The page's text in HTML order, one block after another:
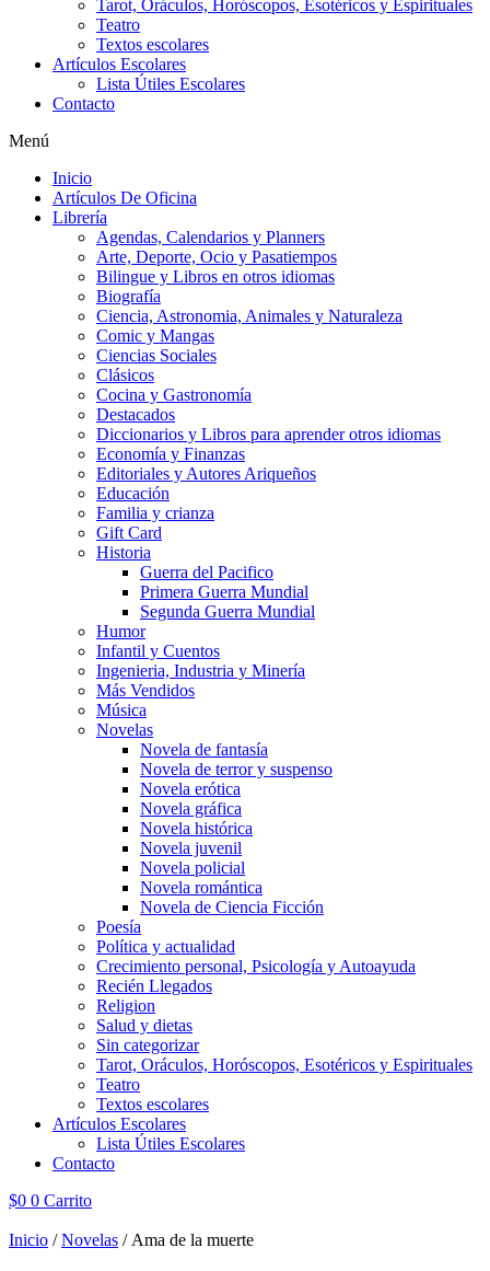
Tarot, Oráculos, Horóscopos, Esotéricos y Espirituales
Teatro
Textos escolares
Artículos Escolares
Lista Útiles Escolares
Contacto
Menú
Inicio
Artículos De Oficina
Librería
Agendas, Calendarios y Planners
Arte, Deporte, Ocio y Pasatiempos
Bilingue y Libros en otros idiomas
Biografía
Ciencia, Astronomia, Animales y Naturaleza
Comic y Mangas
Ciencias Sociales
Clásicos
Cocina y Gastronomía
Destacados
Diccionarios y Libros para aprender otros idiomas
Economía y Finanzas
Editoriales y Autores Ariqueños
Educación
Familia y crianza
Gift Card
Historia
Guerra del Pacifico
Primera Guerra Mundial
Segunda Guerra Mundial
Humor
Infantil y Cuentos
Ingenieria, Industria y Minería
Más Vendidos
Música
Novelas
Novela de fantasía
Novela de terror y suspenso
Novela erótica
Novela gráfica
Novela histórica
Novela juvenil
Novela policial
Novela romántica
Novela de Ciencia Ficción
Poesía
Política y actualidad
Crecimiento personal, Psicología y Autoayuda
Recién Llegados
Religion
Salud y dietas
Sin categorizar
Tarot, Oráculos, Horóscopos, Esotéricos y Espirituales
Teatro
Textos escolares
Artículos Escolares
Lista Útiles Escolares
Contacto
$0 0 Carrito
Inicio /Novelas / Ama de la muerte